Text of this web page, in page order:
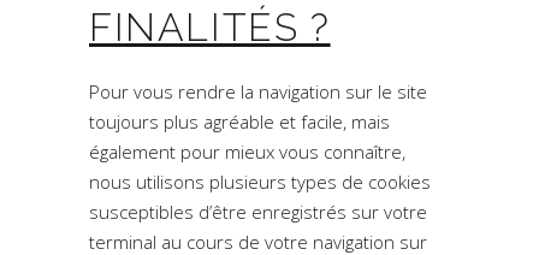
FINALITÉS ?
Pour vous rendre la navigation sur le site
toujours plus agréable et facile, mais
également pour mieux vous connaître,
nous utilisons plusieurs types de cookies
susceptibles d’être enregistrés sur votre
terminal au cours de votre navigation sur